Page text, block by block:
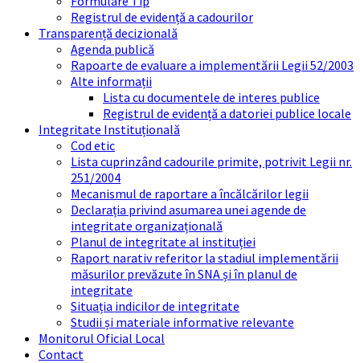
Registrul de evidență a cadourilor
Transparență decizională
Agenda publică
Rapoarte de evaluare a implementării Legii 52/2003
Alte informații
Lista cu documentele de interes publice
Registrul de evidență a datoriei publice locale
Integritate Instituțională
Cod etic
Lista cuprinzând cadourile primite, potrivit Legii nr.
251/2004
Mecanismul de raportare a încălcărilor legii
Declarația privind asumarea unei agende de
integritate organizațională
Planul de integritate al instituției
Raport narativ referitor la stadiul implementării
măsurilor prevăzute în SNA și în planul de
integritate
Situația indicilor de integritate
Studii și materiale informative relevante
Monitorul Oficial Local
Contact